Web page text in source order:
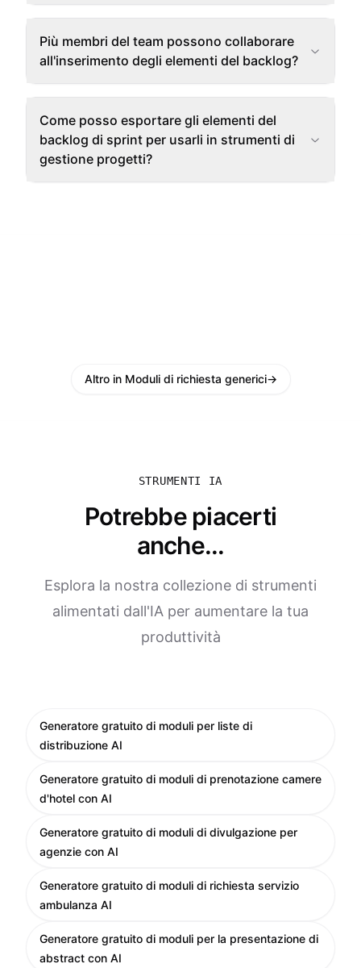
Più membri del team possono collaborare
all'inserimento degli elementi del backlog?
Come posso esportare gli elementi del
backlog di sprint per usarli in strumenti di
gestione progetti?
Altro in Moduli di richiesta generici→
STRUMENTI IA
Potrebbe piacerti
anche...
Esplora la nostra collezione di strumenti
alimentati dall'IA per aumentare la tua
produttività
Generatore gratuito di moduli per liste di
distribuzione AI
Generatore gratuito di moduli di prenotazione camere
d'hotel con AI
Generatore gratuito di moduli di divulgazione per
agenzie con AI
Generatore gratuito di moduli di richiesta servizio
ambulanza AI
Generatore gratuito di moduli per la presentazione di
abstract con AI